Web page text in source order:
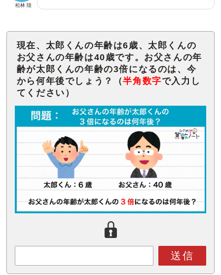
松林 陸
現在、太郎くんの年齢は6歳、太郎くんの
お父さんの年齢は40歳です。お父さんの年
齢が太郎くんの年齢の3倍になるのは、今
から何年後でしょう？（半角数字で入力し
てください）
送信